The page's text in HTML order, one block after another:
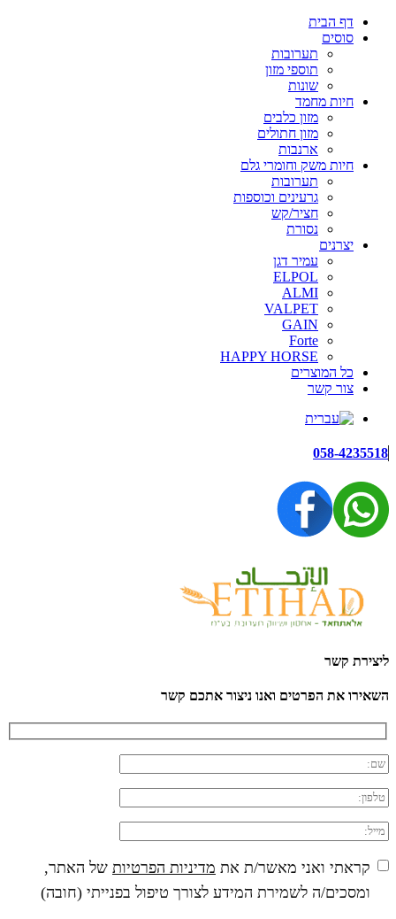
דף הבית
סוסים
תערובות
תוספי מזון
שונות
חיות מחמד
מזון כלבים
מזון חתולים
ארנבות
חיות משק וחומרי גלם
תערובות
גרעינים וכוספות
חציר/קש
נסורת
יצרנים
עמיר דגן
ELPOL
ALMI
VALPET
GAIN
Forte
HAPPY HORSE
כל המוצרים
צור קשר
058-4235518
ליצירת קשר
השאירו את הפרטים ואנו ניצור אתכם קשר
קראתי ואני מאשר/ת את מדיניות הפרטיות של האתר,
ומסכים/ה לשמירת המידע לצורך טיפול בפנייתי (חובה)